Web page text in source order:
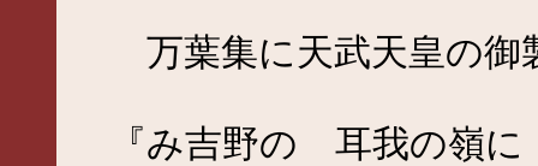
万葉集に天武天皇の御
『み吉野の 耳我の嶺